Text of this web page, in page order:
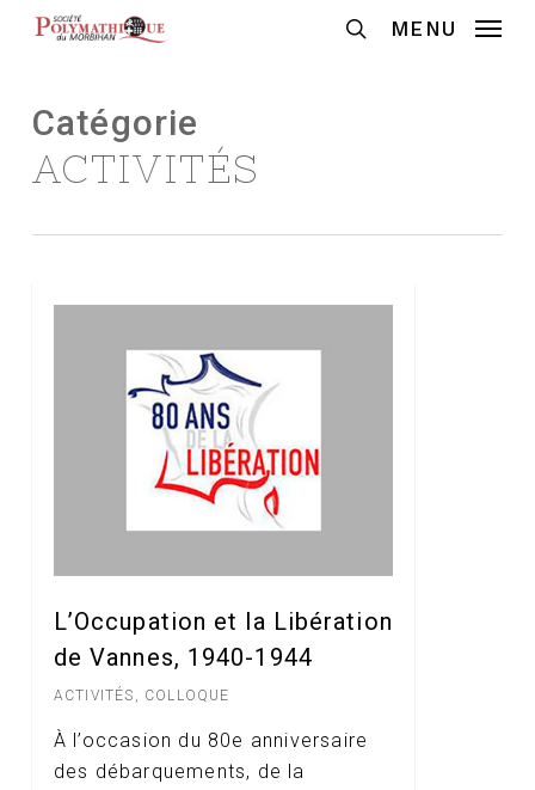
Skip
content
MENU
Catégorie
ACTIVITÉS
L’Occupation et la Libération
de Vannes, 1940-1944
ACTIVITÉS , COLLOQUE
À l’occasion du 80e anniversaire
des débarquements, de la